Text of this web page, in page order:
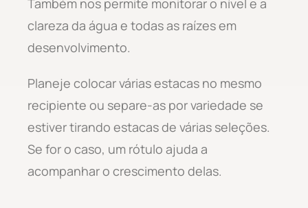
clareza da água e todas as raízes em
desenvolvimento.
Planeje colocar várias estacas no mesmo
recipiente ou separe-as por variedade se
estiver tirando estacas de várias seleções.
Se for o caso, um rótulo ajuda a
acompanhar o crescimento delas.